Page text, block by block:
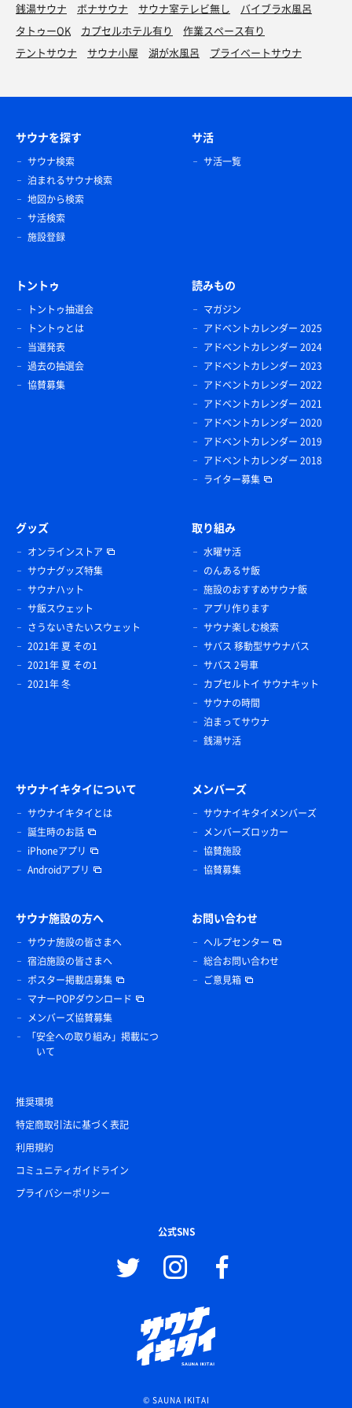
銭湯サウナ
ボナサウナ サウナ室テレビ無し
バイブラ水風呂
タトゥーOK
カプセルホテル有り
作業スペース有り
テントサウナ
サウナ小屋 湖が水風呂 プライベートサウナ
サウナを探す
サウナ検索
泊まれるサウナ検索
地図から検索
サ活検索
施設登録
サ活
サ活一覧
トントゥ
トントゥ抽選会
トントゥとは
当選発表
過去の抽選会
協賛募集
読みもの
マガジン
アドベントカレンダー 2025
アドベントカレンダー 2024
アドベントカレンダー 2023
アドベントカレンダー 2022
アドベントカレンダー 2021
アドベントカレンダー 2020
アドベントカレンダー 2019
アドベントカレンダー 2018
ライター募集
グッズ
オンラインストア
サウナグッズ特集
サウナハット
サ飯スウェット
さうないきたいスウェット
2021年 夏 その1
2021年 夏 その1
2021年 冬
取り組み
水曜サ活
のんあるサ飯
施設のおすすめサウナ飯
アプリ作ります
サウナ楽しむ検索
サバス 移動型サウナバス
サバス 2号車
カプセルトイ サウナキット
サウナの時間
泊まってサウナ
銭湯サ活
サウナイキタイについて
サウナイキタイとは
誕生時のお話
iPhoneアプリ
Androidアプリ
メンバーズ
サウナイキタイメンバーズ
メンバーズロッカー
協賛施設
協賛募集
サウナ施設の方へ
サウナ施設の皆さまへ
宿泊施設の皆さまへ
ポスター掲載店募集
マナーPOPダウンロード
メンバーズ協賛募集
「安全への取り組み」掲載につ
いて
お問い合わせ
ヘルプセンター
総合お問い合わせ
ご意見箱
推奨環境
特定商取引法に基づく表記
利用規約
コミュニティガイドライン
プライバシーポリシー
公式SNS
© SAUNA IKITAI